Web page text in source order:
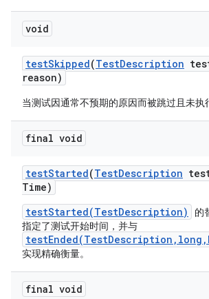
void
testSkipped(TestDescription
reason)
当测试因通常不预期的原因而被跳过且未执
final void
testStarted(TestDescription
Time)
testStarted(TestDescription)
的
指定了测试开始时间，并与
实现精确衡量。
final void